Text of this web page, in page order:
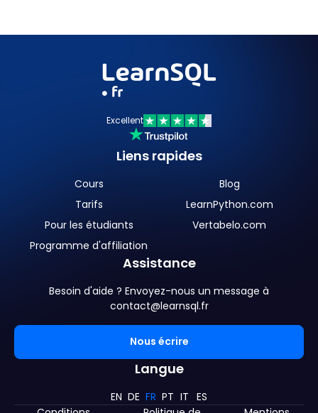
Excellent
Liens rapides
Cours
Tarifs
Pour les étudiants
Programme d'affiliation
Blog
LearnPython.com
Vertabelo.com
Assistance
Besoin d'aide ? Envoyez-nous un message à
contact@learnsql.fr
Nous écrire
Langue
EN DE FR PT IT ES